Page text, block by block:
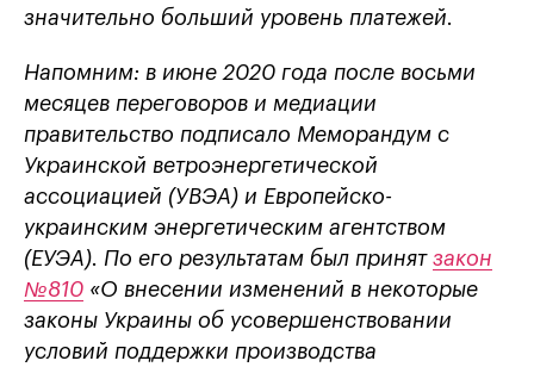
значительно больший уровень платежей.
Напомним: в июне 2020 года после восьми
месяцев переговоров и медиации
правительство подписало Меморандум с
Украинской ветроэнергетической
ассоциацией (УВЭА) и Европейско-
украинским энергетическим агентством
(ЕУЭА). По его результатам был принят закон
№810 «О внесении изменений в некоторые
законы Украины об усовершенствовании
условий поддержки производства